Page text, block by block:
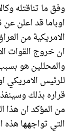
وفق ما تناقتله
اوباما قد اعلن
الامريكية من
ان خروج القوات
والمحللين هو بسبب
للرئيس الامريكي
قراره بذلك
من المؤكد ان
التي تواجهها هذه